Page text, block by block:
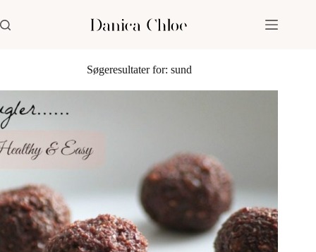
til
indhold
Søgeresultater for: sund